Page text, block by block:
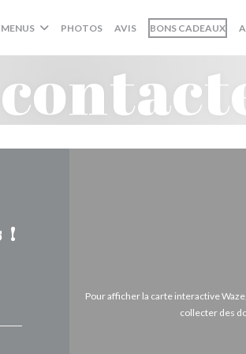
PHOTOS AVIS BONS CADEAUX
!
Pour afficher la carte interactive
collecter des